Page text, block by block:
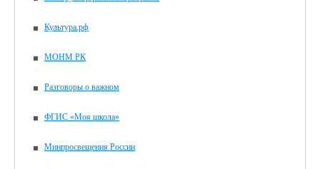
Культура.рф
МОНМ РК
Разговоры о важном
ФГИС «Моя школа»
Минпросвещения России